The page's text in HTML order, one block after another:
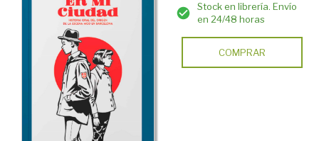
Stock en librería. Envío
en 24/48 horas
COMPRAR